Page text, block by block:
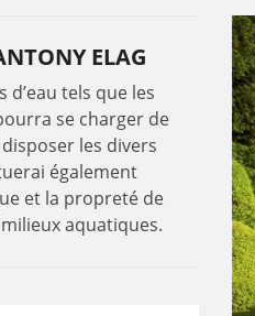
ELAG
tels que les
se charger de
les divers
également
et la propreté de
aquatiques.